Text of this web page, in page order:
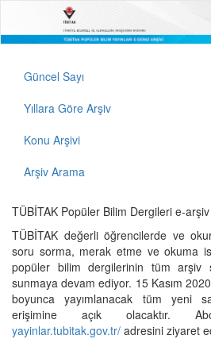
Güncel Sayı
Yıllara Göre Arşiv
Konu Arşivi
Arşiv Arama
TÜBİTAK Popüler Bilim Dergileri e-
TÜBİTAK değerli öğrencilerde ve
soru sorma, merak etme ve okuma
popüler bilim dergilerinin tüm arşiv
sunmaya devam ediyor. 15 Kasım
boyunca yayımlanacak tüm yeni
erişimine açık olacaktır.
yayinlar.tubitak.gov.tr/ adresini ziyaret